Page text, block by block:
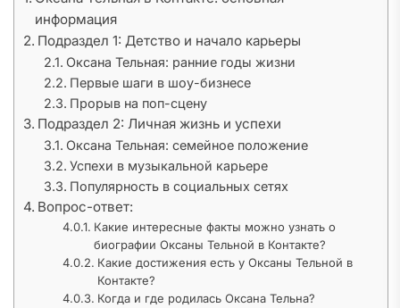
информация
Подраздел 1: Детство и начало карьеры
Оксана Тельная: ранние годы жизни
Первые шаги в шоу-бизнесе
Прорыв на поп-сцену
Подраздел 2: Личная жизнь и успехи
Оксана Тельная: семейное положение
Успехи в музыкальной карьере
Популярность в социальных сетях
Вопрос-ответ:
Какие интересные факты можно узнать о
биографии Оксаны Тельной в Контакте?
Какие достижения есть у Оксаны Тельной в
Контакте?
Когда и где родилась Оксана Тельна?